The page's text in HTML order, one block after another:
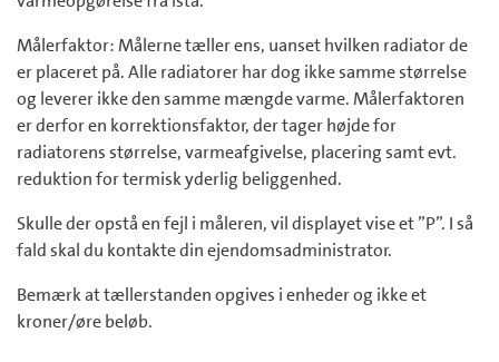
Målerfaktor: Målerne tæller ens, uanset hvilken radiator de
er placeret på. Alle radiatorer har dog ikke samme størrelse
og leverer ikke den samme mængde varme. Målerfaktoren
er derfor en korrektionsfaktor, der tager højde for
radiatorens størrelse, varmeafgivelse, placering samt evt.
reduktion for termisk yderlig beliggenhed.
Skulle der opstå en fejl i måleren, vil displayet vise et ”P”. I så
fald skal du kontakte din ejendomsadministrator.
Bemærk at tællerstanden opgives i enheder og ikke et
kroner/øre beløb.